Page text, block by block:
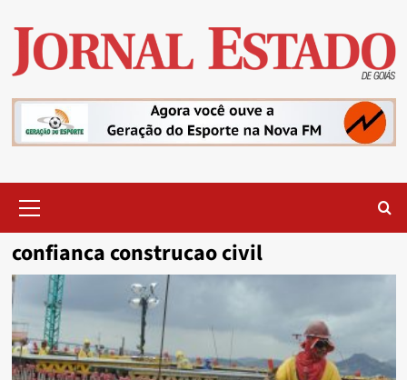
content
Menu
confianca construcao civil